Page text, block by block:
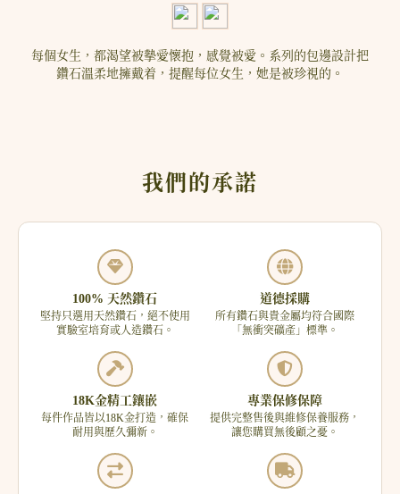
每個女生，都渴望被摰愛懷抱，感覺被愛。系列的包邊設計把
鑽石溫柔地擁戴着，提醒每位女生，她是被珍視的。
我們的承諾
100% 天然鑽石
堅持只選用天然鑽石，絕不使用
實驗室培育或人造鑽石。
道德採購
所有鑽石與貴金屬均符合國際
「無衝突礦產」標準。
18K金精工鑲嵌
每件作品皆以18K金打造，確保
耐用與歷久彌新。
專業保修保障
提供完整售後與維修保養服務，
讓您購買無後顧之憂。